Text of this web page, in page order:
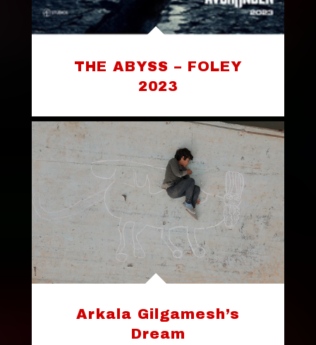
THE ABYSS – FOLEY
2023
Arkala Gilgamesh’s
Dream